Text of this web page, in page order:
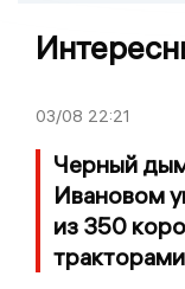
03/08 22:21
Черный
Ивановом
из 350
тракторами